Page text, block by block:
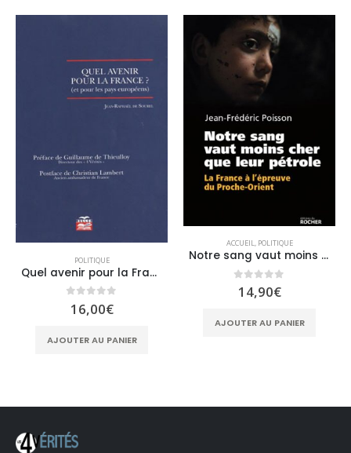
POLITIQUE
Quel avenir pour la France
0sur 5
16,00€
AJOUTER AU PANIER
ACCUEIL, POLITIQUE
Notre sang vaut moins cher que leur pétrole
0sur 5
14,90€
AJOUTER AU PANIER